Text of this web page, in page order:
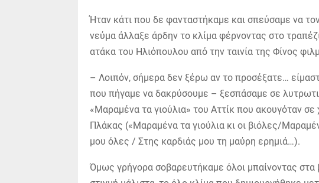
Ήταν κάτι που δε φανταστήκαμε και σπεύσαμε να
νεύμα άλλαξε άρδην το κλίμα φέρνοντας στο
ατάκα του Ηλιόπουλου από την ταινία της Φίνος
– Λοιπόν, σήμερα δεν ξέρω αν το προσέξατε…
που πήγαμε να δακρύσουμε – ξεσπάσαμε σε
«Μαραμένα τα γιούλια» του Αττίκ που ακουγόταν
Πλάκας («Μαραμένα τα γιούλια κι οι βιόλες/
μου όλες / Στης καρδιάς μου τη μαύρη ερημιά…).
Όμως γρήγορα σοβαρευτήκαμε όλοι μπαίνοντας στα